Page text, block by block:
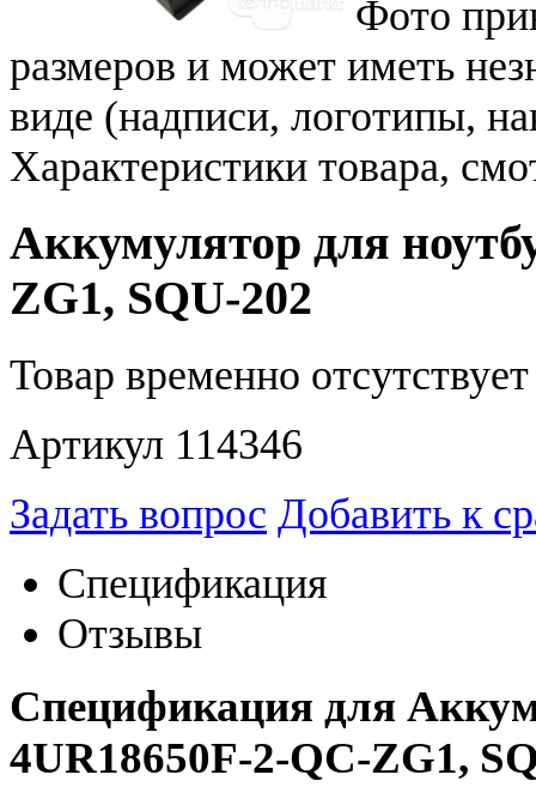
Фото
размеров и может иметь
виде (надписи, логотипы,
Характеристики товара,
Аккумулятор для
ZG1, SQU-202
Товар временно
Артикул 114346
Задать вопрос Добавить к
Спецификация
Отзывы
Спецификация для
4UR18650F-2-QC-ZG1,